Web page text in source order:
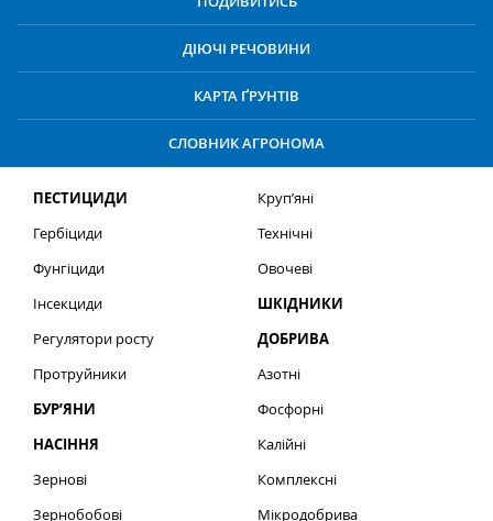
ДІЮЧІ РЕЧОВИНИ
КАРТА ҐРУНТІВ
СЛОВНИК АГРОНОМА
ПЕСТИЦИДИ
Гербіциди
Фунгіциди
Інсекциди
Регулятори росту
Протруйники
БУР’ЯНИ
НАСІННЯ
Зернові
Зернобобові
Круп’яні
Технічні
Овочеві
ШКІДНИКИ
ДОБРИВА
Азотні
Фосфорні
Калійні
Комплексні
Мікродобрива